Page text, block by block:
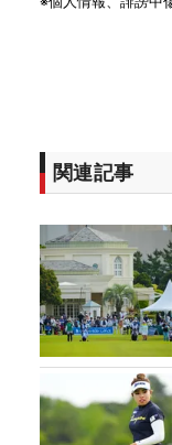
関連記事